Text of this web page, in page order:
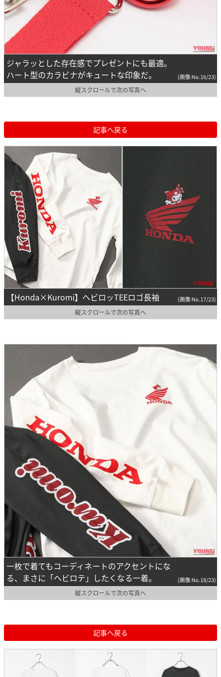
ジャラッとした存在感でプレゼントにも最適。
ハート型のカラビナがキュートな印象だ。
(画像 No.16/23)
縦スクロールで次の写真へ
記事へ戻る
【Honda×Kuromi】ヘビロッTEEロゴ長袖 (画像 No.17/23)
縦スクロールで次の写真へ
一枚で着てもコーディネートのアクセントにな
る、まさに「ヘビロテ」したくなる一着。
(画像 No.18/23)
縦スクロールで次の写真へ
記事へ戻る